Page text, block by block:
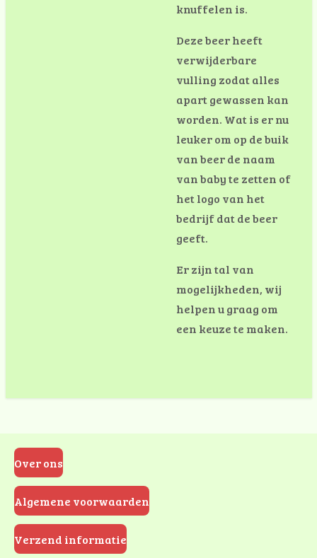
knuffelen is.
Deze beer heeft
verwijderbare
vulling zodat alles
apart gewassen kan
worden. Wat is er nu
leuker om op de buik
van beer de naam
van baby te zetten of
het logo van het
bedrijf dat de beer
geeft.
Er zijn tal van
mogelijkheden, wij
helpen u graag om
een keuze te maken.
Over ons
Algemene voorwaarden
Verzend informatie